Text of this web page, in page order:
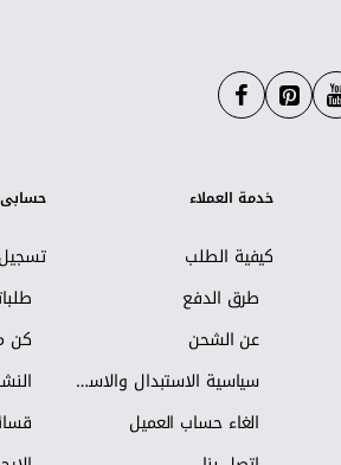
خدمة العملاء
كيفية الطلب
طرق الدفع
عن الشحن
سياسية الاستبدال والاسترجاع
الغاء حساب العميل
حسابي
كن